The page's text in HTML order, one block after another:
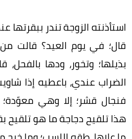
استأذنته الزوجة تندر ببقرتها
قال؛ في يوم العيد؟
بذيلها؛ وتخور، ودها بالفحل،
الضراب عندي، باعطيه إذا
فنجال قشر؛ إلا وهي
هذا تلقيح دجاجة ما هو تلقيح